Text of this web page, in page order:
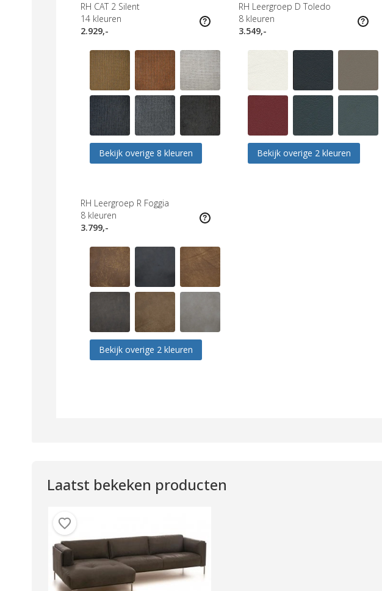
RH CAT 2 Silent
14 kleuren
2.929,-
Bekijk overige 8 kleuren
RH Leergroep D Toledo
8 kleuren
3.549,-
Bekijk overige 2 kleuren
RH Leergroep R Foggia
8 kleuren
3.799,-
Bekijk overige 2 kleuren
Laatst bekeken producten